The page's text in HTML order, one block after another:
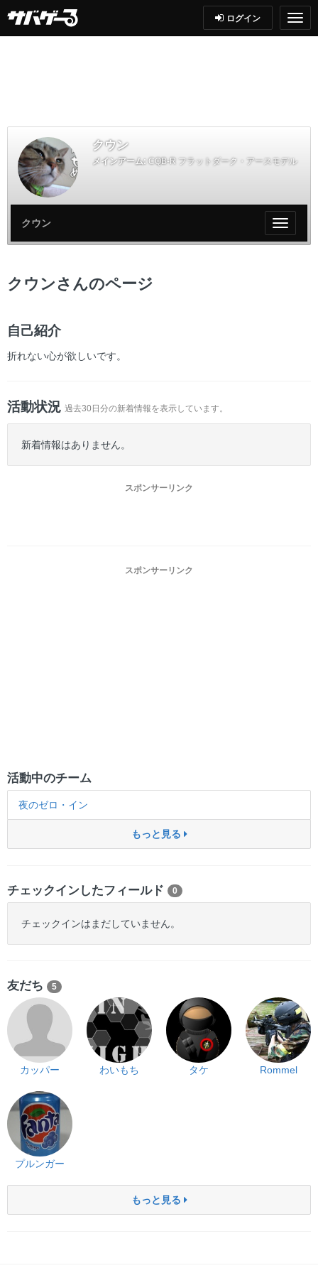
ログイン
クウン
メインアーム: CQB-R フラットダーク・アースモデル
My
ペ
クウン
クウンさんのページ
自己紹介
折れない心が欲しいです。
活動状況 過去30日分の新着情報を表示しています。
新着情報はありません。
スポンサーリンク
スポンサーリンク
活動中のチーム
夜のゼロ・イン
もっと見る
チェックインしたフィールド 0
チェックインはまだしていません。
友だち 5
カッパー わいもち タケ Rommel
プルンガー
もっと見る